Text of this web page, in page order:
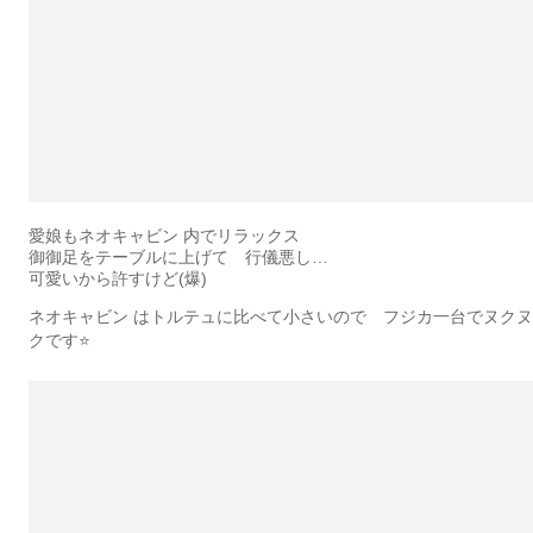
愛娘もネオキャビン 内でリラックス
御御足をテーブルに上げて 行儀悪し…
可愛いから許すけど(爆)
ネオキャビン はトルテュに比べて小さいので フジカ一台でヌクヌ
クです⭐️